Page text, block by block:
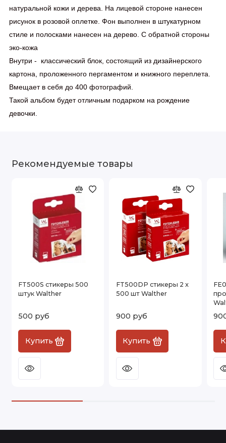
натуральной кожи и дерева. На лицевой стороне нанесен
рисунок в розовой оплетке. Фон выполнен в штукатурном
стиле и полосками нанесен на дерево. С обратной стороны
эко-кожа
Внутри - классический блок, состоящий из дизайнерского
картона, проложенного пергаментом и книжного переплета.
Вмещает в себя до 400 фотографий.
Такой альбом будет отличным подарком на рождение
девочки.
Рекомендуемые товары
FT500S стикеры 500
штук Walther
500 руб
Купить
FT500DP стикеры 2 x
500 шт Walther
900 руб
Купить